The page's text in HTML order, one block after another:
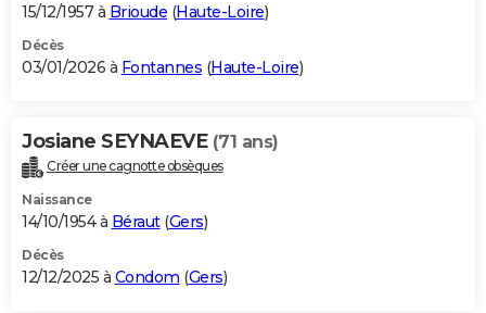
15/12/1957 à Brioude (Haute-Loire)
Décès
03/01/2026 à Fontannes (Haute-Loire)
Josiane SEYNAEVE (71 ans)
Créer une cagnotte obsèques
Naissance
14/10/1954 à Béraut(Gers)
Décès
12/12/2025 à Condom (Gers)